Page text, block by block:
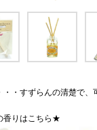
・・すずらんの清楚で、
香りはこちら★